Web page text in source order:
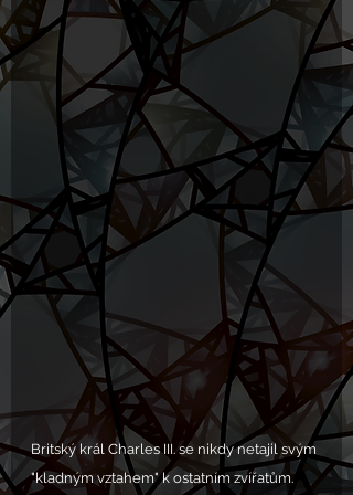
Britský král Charles III. se nikdy netajil svým
"kladným vztahem" k ostatním zvířatům.